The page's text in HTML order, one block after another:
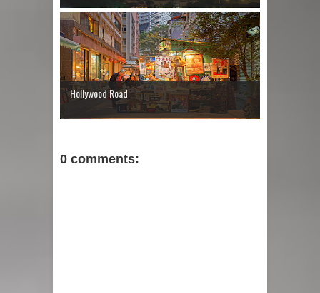
Hollywood Road
0 comments: